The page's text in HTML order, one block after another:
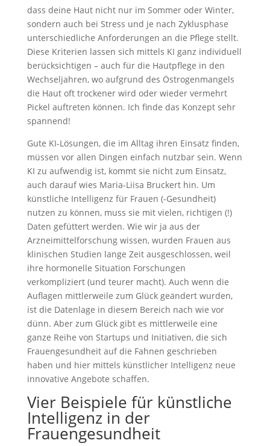
dass deine Haut nicht nur im Sommer oder Winter,
sondern auch bei Stress und je nach Zyklusphase
unterschiedliche Anforderungen an die Pflege stellt.
Diese Kriterien lassen sich mittels KI ganz individuell
berücksichtigen – auch für die Hautpflege in den
Wechseljahren, wo aufgrund des Östrogenmangels
die Haut oft trockener wird oder wieder vermehrt
Pickel auftreten können. Ich finde das Konzept sehr
spannend!
Gute KI-Lösungen, die im Alltag ihren Einsatz finden,
müssen vor allen Dingen einfach nutzbar sein. Wenn
KI zu aufwendig ist, kommt sie nicht zum Einsatz,
auch darauf wies Maria-Liisa Bruckert hin. Um
künstliche Intelligenz für Frauen (-Gesundheit)
nutzen zu können, muss sie mit vielen, richtigen (!)
Daten gefüttert werden. Wie wir ja aus der
Arzneimittelforschung wissen, wurden Frauen aus
klinischen Studien lange Zeit ausgeschlossen, weil
ihre hormonelle Situation Forschungen
verkompliziert (und teurer macht). Auch wenn die
Auflagen mittlerweile zum Glück geändert wurden,
ist die Datenlage in diesem Bereich nach wie vor
dünn. Aber zum Glück gibt es mittlerweile eine
ganze Reihe von Startups und Initiativen, die sich
Frauengesundheit auf die Fahnen geschrieben
haben und hier mittels künstlicher Intelligenz neue
innovative Angebote schaffen.
Vier Beispiele für künstliche
Intelligenz in der
Frauengesundheit